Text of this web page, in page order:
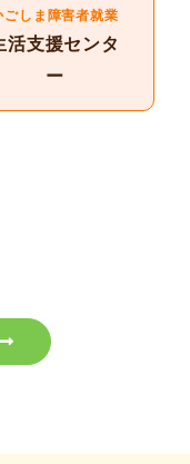
ごしま障害者就業
活支援センタ
ー